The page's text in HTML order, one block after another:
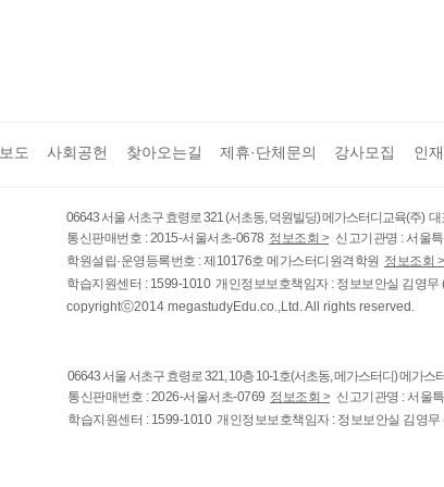
도 사회공헌 찾아오는길 제휴·단체문의 강사모집 인
06643 서울 서초구 효령로 321 (서초동, 덕원빌딩) 메가스터디교육(주)
통신판매번호 : 2015-서울서초-0678 정보조회 > 신고기관명 : 서울
학원설립·운영등록번호 : 제10176호 메가스터디원격학원 정보조회 >
학습지원센터 : 1599-1010 개인정보보호책임자 : 정보보안실 김영무
copyrightⓒ2014 megastudyEdu.co.,Ltd. All rights reserved.
06643 서울 서초구 효령로 321, 10층 10-1호(서초동, 메가스터디) 메가
통신판매번호 : 2026-서울서초-0769 정보조회 > 신고기관명 : 서울
학습지원센터 : 1599-1010 개인정보보호책임자 : 정보보안실 김영무